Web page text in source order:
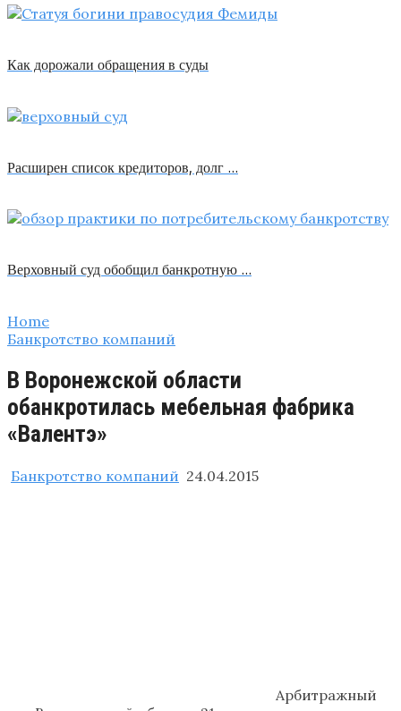
Как дорожали обращения в суды
Расширен список кредиторов, долг …
Верховный суд обобщил банкротную …
Home
Банкротство компаний
В Воронежской области
обанкротилась мебельная фабрика
«Валентэ»
Банкротство компаний 24.04.2015
Арбитражный